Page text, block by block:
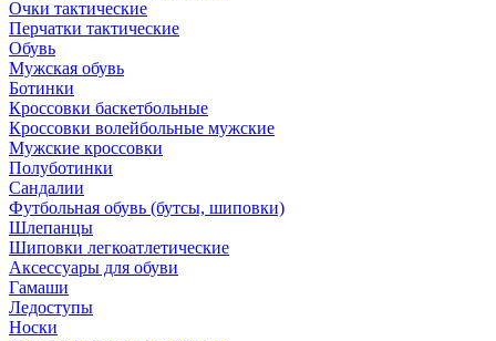
Очки тактические
Перчатки тактические
Обувь
Мужская обувь
Ботинки
Кроссовки баскетбольные
Кроссовки волейбольные мужские
Мужские кроссовки
Полуботинки
Сандалии
Футбольная обувь (бутсы, шиповки)
Шлепанцы
Шиповки легкоатлетические
Аксессуары для обуви
Гамаши
Ледоступы
Носки